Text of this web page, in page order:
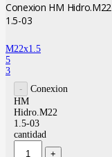
Conexion HM Hidro.M22
1.5-03
M22x1.5
5
3
Conexion
HM
Hidro.M22
1.5-03
cantidad